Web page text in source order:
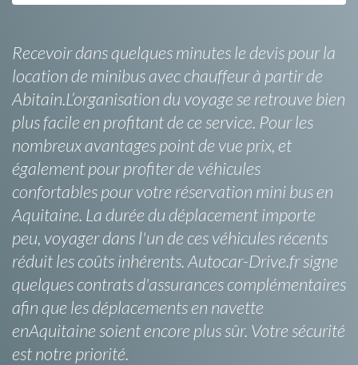
Recevoir dans quelques minutes le devis pour la
location de minibus avec chauffeur à partir de
Abitain.L’organisation du voyage se retrouve bien
plus facile en profitant de ce service. Pour les
nombreux avantages point de vue prix, et
également pour profiter de véhicules
confortables pour votre réservation mini bus en
Aquitaine. La durée du déplacement importe
peu, voyager dans l'un de ces véhicules récents
réduit les coûts inhérents. Autocar-Drive.fr signe
quelques contrats d'assurances complémentaires
afin que les déplacements en navette
enAquitaine soient encore plus sûr. Votre sécurité
est notre priorité.